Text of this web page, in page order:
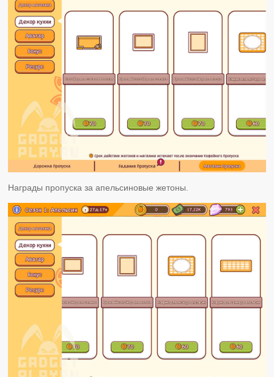
Награды пропуска за апельсиновые жетоны.